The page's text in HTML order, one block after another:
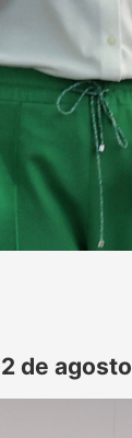
de agosto